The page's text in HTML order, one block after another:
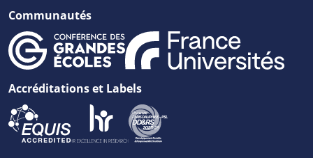
Communautés
Accréditations et Labels